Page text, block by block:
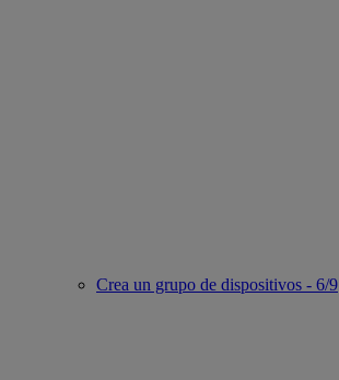
Crea un grupo de dispositivos - 6/9